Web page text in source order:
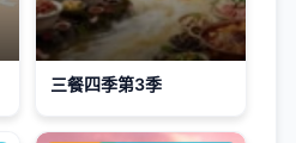
三餐四季第3季